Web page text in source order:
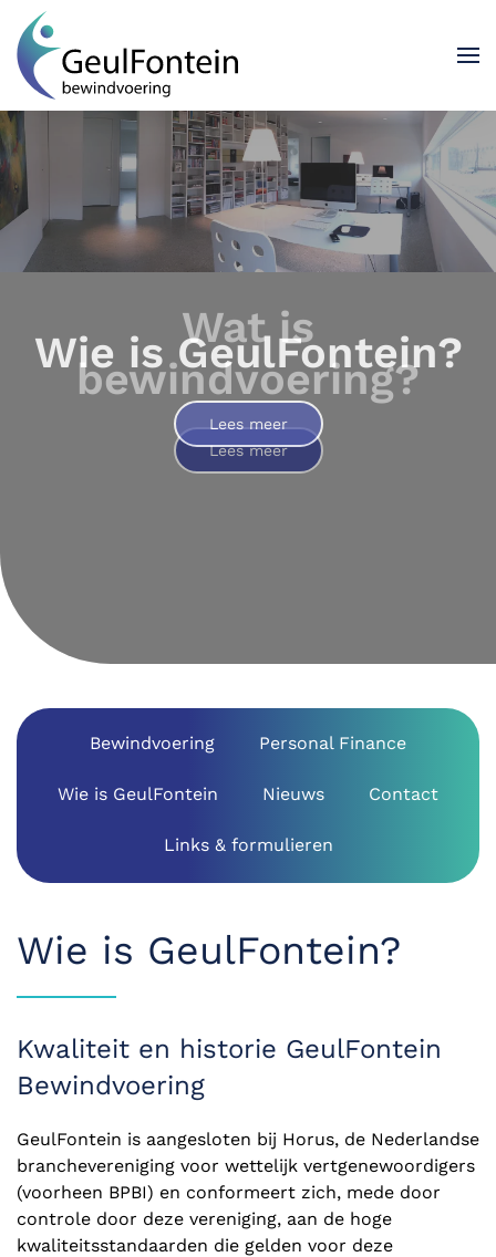
Terug naar hoofdinhoud
Wat is
bewindvoering?
Lees meer
Bewindvoering Personal Finance
Wie is GeulFontein Nieuws Contact
Links & formulieren
Wie is GeulFontein?
Kwaliteit en historie GeulFontein
Bewindvoering
GeulFontein is aangesloten bij Horus, de Nederlandse
branchevereniging voor wettelijk vertgenewoordigers
(voorheen BPBI) en conformeert zich, mede door
controle door deze vereniging, aan de hoge
kwaliteitsstandaarden die gelden voor deze